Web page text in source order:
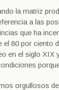
la matriz
a las
que ha
el 80 por ciento
en el siglo
orgullosos